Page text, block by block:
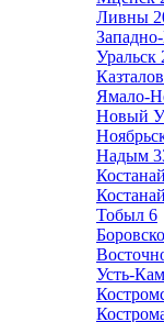
Ливны
Западно-
Уральск
Ямало-
Новый
Надым
Костанай
Тобыл 6
Усть-